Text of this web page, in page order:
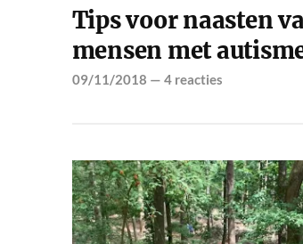
Tips voor naasten
mensen met
09/11/2018 — 4 reacties